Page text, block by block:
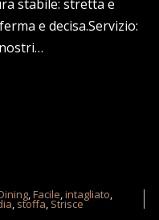
stabile: stretta e
e decisa.Servizio:
,Facile,intagliato,
, stoffa, Strisce